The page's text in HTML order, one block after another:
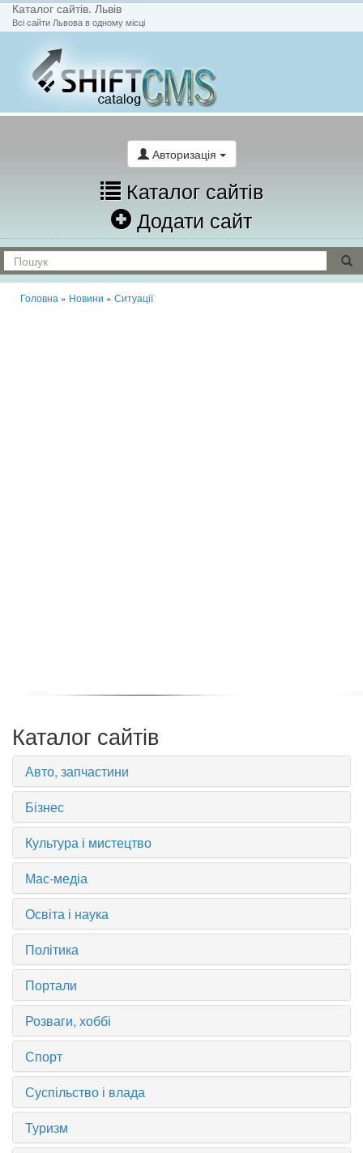
Каталог сайтів. Львів
Всі сайти Львова в одному місці
Авторизація
Каталог сайтів
Додати сайт
Головна » Новини » Ситуації
Каталог сайтів
Авто, запчастини
Бізнес
Культура і мистецтво
Мас-медіа
Освіта і наука
Політика
Портали
Розваги, хоббі
Спорт
Суспільство і влада
Туризм